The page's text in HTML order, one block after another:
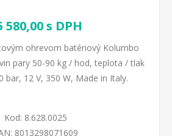
580,00 s DPH
ohrevom batériový Kolumbo
pary 50-90 kg / hod, teplota / tlak
bar, 12 V, 350 W, Made in Italy.
Kod: 8.628.0025
8013298071609